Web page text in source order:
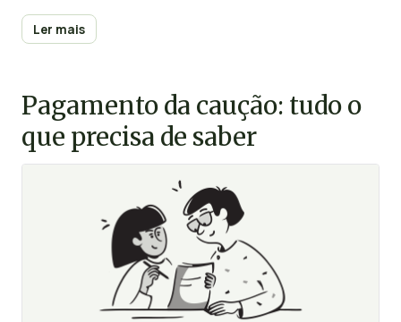
Ler mais
Pagamento da caução: tudo o
que precisa de saber